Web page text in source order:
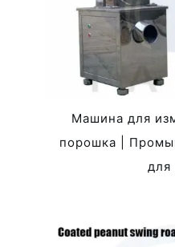
Машина для
порошка |
для